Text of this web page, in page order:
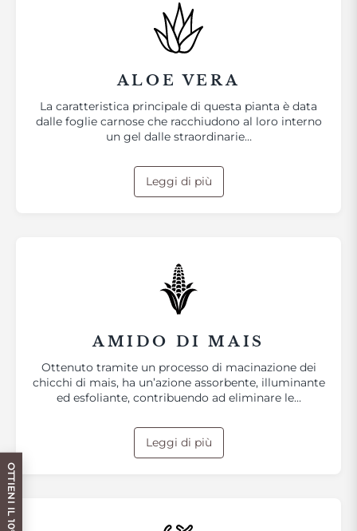
ALOE VERA
La caratteristica principale di questa pianta è data
dalle foglie carnose che racchiudono al loro interno
un gel dalle straordinarie…
Leggi di più
AMIDO DI MAIS
Ottenuto tramite un processo di macinazione dei
chicchi di mais, ha un’azione assorbente, illuminante
ed esfoliante, contribuendo ad eliminare le…
Leggi di più